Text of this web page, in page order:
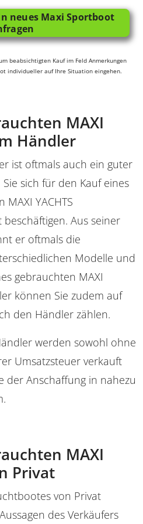
neues Maxi Sportboot
beabsichtigten Kauf im Feld Anmerkungen
individueller auf Ihre Situation eingehen.
MAXI
Händler
ist oftmals auch ein guter
sich für den Kauf eines
YACHTS
Aus seiner
er oftmals die
Modelle und
gebrauchten MAXI
können Sie zudem auf
den Händler zählen.
werden sowohl ohne
Umsatzsteuer verkauft
der Anschaffung in nahezu
MAXI
Privat
von Privat
des Verkäufers